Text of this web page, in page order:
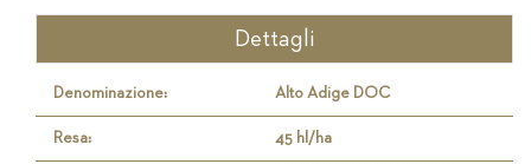
Dettagli
Denominazione: Alto Adige DOC
Resa: 45 hl/ha